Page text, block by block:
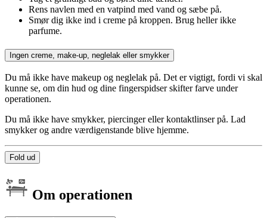
Rens navlen med en vatpind med vand og sæbe på.
Smør dig ikke ind i creme på kroppen. Brug heller ikke
parfume.
Ingen creme, make-up, neglelak eller smykker
Du må ikke have makeup og neglelak på. Det er vigtigt, fordi vi skal
kunne se, om din hud og dine fingerspidser skifter farve under
operationen.
Du må ikke have smykker, piercinger eller kontaktlinser på. Lad
smykker og andre værdigenstande blive hjemme.
Fold ud
Om operationen